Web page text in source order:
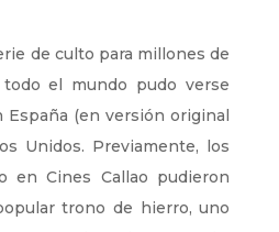
de culto para millones de
el mundo pudo verse
(en versión original
Unidos. Previamente, los
en Cines Callao pudieron
trono de hierro, uno